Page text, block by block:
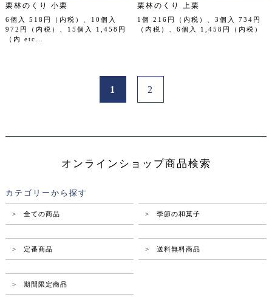
栗林のくり 小栗
6個入 518円（内税）、10個入
972円（内税）、15個入 1,458円
（内 etc…
栗林のくり 上栗
1個 216円（内税）、3個入 734円
（内税）、6個入 1,458円（内税）
1 2
オンラインショップ商品検索
カテゴリーから探す
> 全ての商品 > 季節の和菓子
> 定番商品 > 送料無料商品
> 期間限定商品